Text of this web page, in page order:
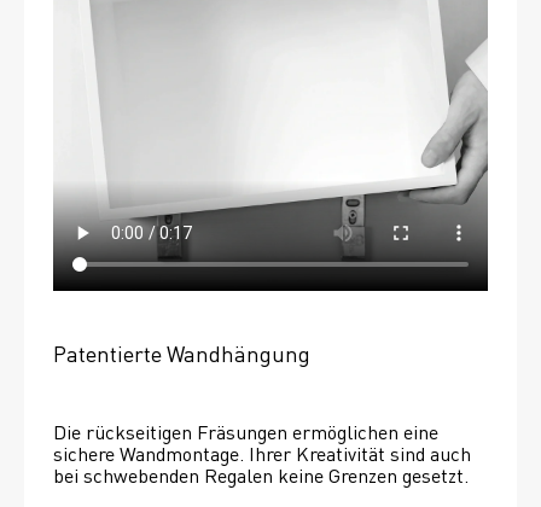
Patentierte Wandhängung
Die rückseitigen Fräsungen ermöglichen eine
sichere Wandmontage. Ihrer Kreativität sind auch
bei schwebenden Regalen keine Grenzen gesetzt.